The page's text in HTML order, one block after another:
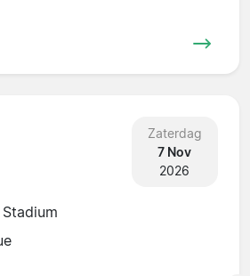
Zaterdag
7 Nov
2026